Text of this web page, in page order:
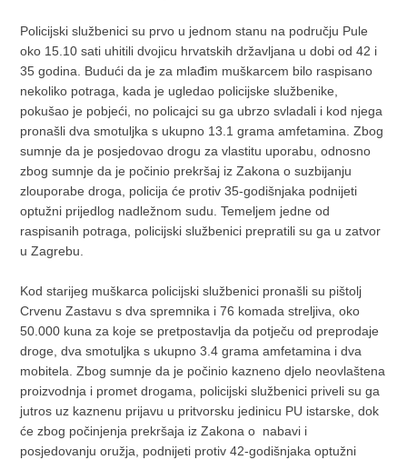
Policijski službenici su prvo u jednom stanu na području Pule
oko 15.10 sati uhitili dvojicu hrvatskih državljana u dobi od 42 i
35 godina. Budući da je za mlađim muškarcem bilo raspisano
nekoliko potraga, kada je ugledao policijske službenike,
pokušao je pobjeći, no policajci su ga ubrzo svladali i kod njega
pronašli dva smotuljka s ukupno 13.1 grama amfetamina. Zbog
sumnje da je posjedovao drogu za vlastitu uporabu, odnosno
zbog sumnje da je počinio prekršaj iz Zakona o suzbijanju
zlouporabe droga, policija će protiv 35-godišnjaka podnijeti
optužni prijedlog nadležnom sudu. Temeljem jedne od
raspisanih potraga, policijski službenici prepratili su ga u zatvor
u Zagrebu.
Kod starijeg muškarca policijski službenici pronašli su pištolj
Crvenu Zastavu s dva spremnika i 76 komada streljiva, oko
50.000 kuna za koje se pretpostavlja da potječu od preprodaje
droge, dva smotuljka s ukupno 3.4 grama amfetamina i dva
mobitela. Zbog sumnje da je počinio kazneno djelo neovlaštena
proizvodnja i promet drogama, policijski službenici priveli su ga
jutros uz kaznenu prijavu u pritvorsku jedinicu PU istarske, dok
će zbog počinjenja prekršaja iz Zakona o nabavi i
posjedovanju oružja, podnijeti protiv 42-godišnjaka optužni